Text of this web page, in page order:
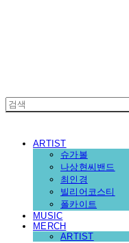
ARTIST
슈가볼
나상현씨밴드
최인경
빌리어코스티
폴카이트
MUSIC
MERCH
ARTIST